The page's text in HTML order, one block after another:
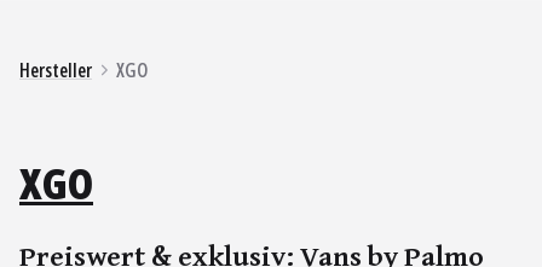
Hersteller XGO
XGO
Preiswert & exklusiv: Vans by Palmo